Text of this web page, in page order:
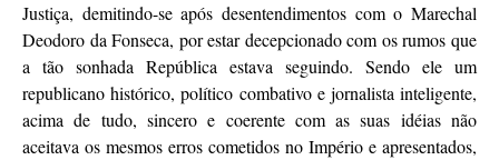
Justiça, demitindo-se após desentendimentos com o Marechal
Deodoro da Fonseca, por estar decepcionado com os rumos que
a tão sonhada República estava seguindo. Sendo ele um
republicano histórico, político combativo e jornalista inteligente,
acima de tudo, sincero e coerente com as suas idéias não
aceitava os mesmos erros cometidos no Império e apresentados,